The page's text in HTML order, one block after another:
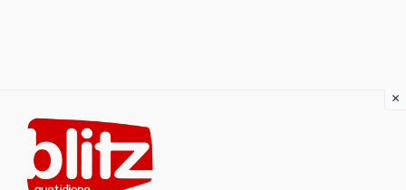
content
×